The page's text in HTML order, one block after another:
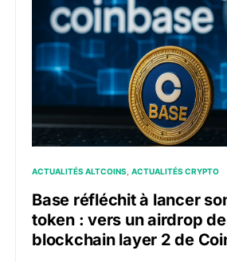
ACTUALITÉS ALTCOINS ACTUALITÉS CRYPTO
Base réfléchit à lancer
token : vers un airdrop
blockchain layer 2 de